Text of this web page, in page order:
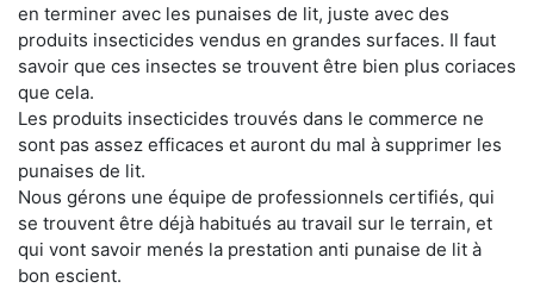
en terminer avec les punaises de lit, juste avec des
produits insecticides vendus en grandes surfaces. Il faut
savoir que ces insectes se trouvent être bien plus coriaces
que cela.
Les produits insecticides trouvés dans le commerce ne
sont pas assez efficaces et auront du mal à supprimer les
punaises de lit.
Nous gérons une équipe de professionnels certifiés, qui
se trouvent être déjà habitués au travail sur le terrain, et
qui vont savoir menés la prestation anti punaise de lit à
bon escient.